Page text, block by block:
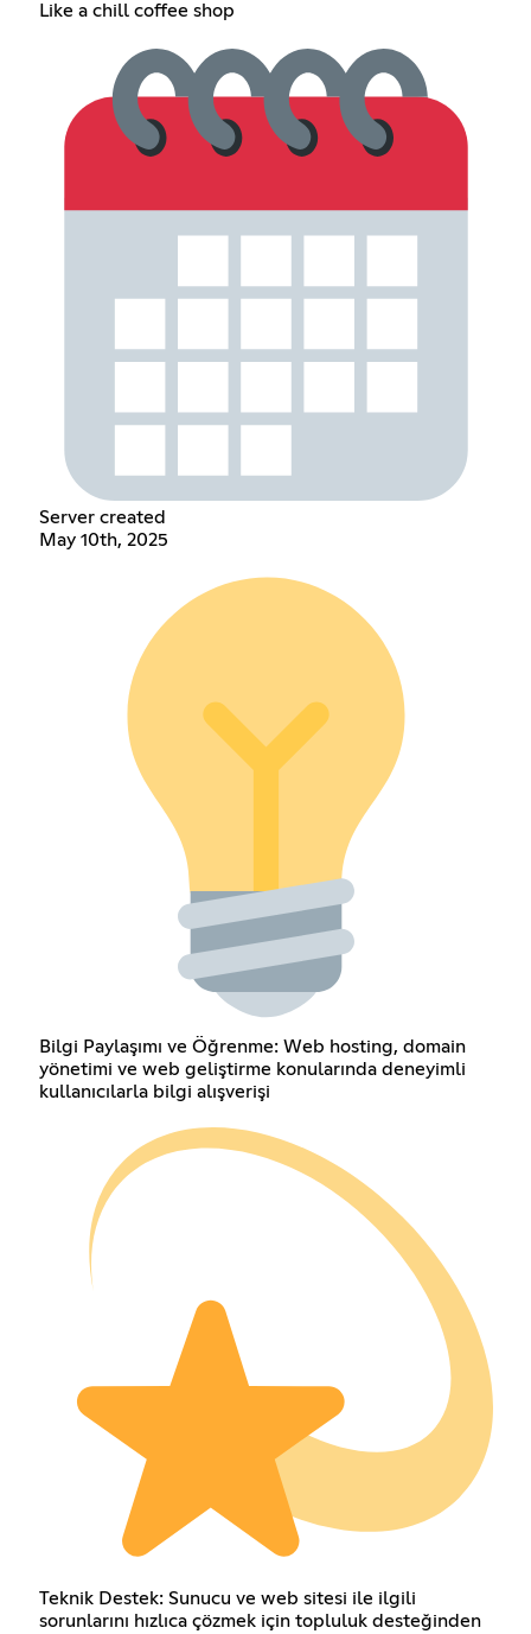
Like a chill coffee shop
Server created
May 10th, 2025
Bilgi Paylaşımı ve Öğrenme: Web hosting, domain
yönetimi ve web geliştirme konularında deneyimli
kullanıcılarla bilgi alışverişi
Teknik Destek: Sunucu ve web sitesi ile ilgili
sorunlarını hızlıca çözmek için topluluk desteğinden